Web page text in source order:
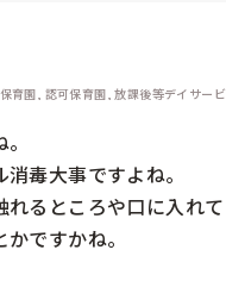
育園, 認可保育園, 放課後等デイサー
毒大事ですよね。
るところや口に入れ
ですかね。